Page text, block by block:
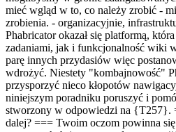
mieć wgląd w to, co należy zrobić -
zrobienia. - organizacyjnie,
Phabricator okazał się platformą,
zadaniami, jak i funkcjonalność wiki w
parę innych przydasiów więc
wdrożyć. Niestety "kombajnowość"
przysporzyć nieco kłopotów
niniejszym poradniku poruszyć i
stworzony w odpowiedzi na {T257}.
dalej? === Twoim oczom powinna się